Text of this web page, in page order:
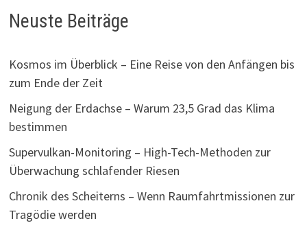
Neuste Beiträge
Kosmos im Überblick – Eine Reise von den Anfängen bis
zum Ende der Zeit
Neigung der Erdachse – Warum 23,5 Grad das Klima
bestimmen
Supervulkan-Monitoring – High-Tech-Methoden zur
Überwachung schlafender Riesen
Chronik des Scheiterns – Wenn Raumfahrtmissionen zur
Tragödie werden